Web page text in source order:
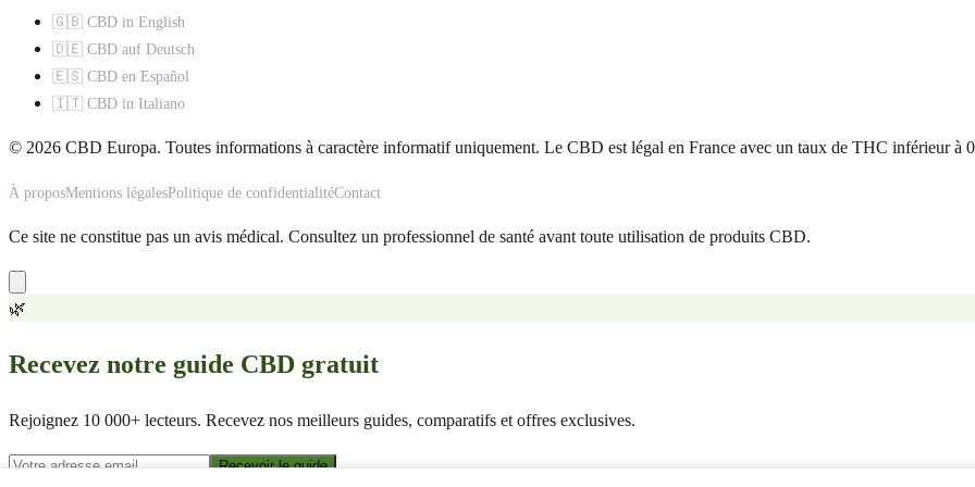
🇬🇧 CBD in English
🇩🇪 CBD auf Deutsch
🇪🇸 CBD en Español
🇮🇹 CBD in Italiano
© 2026 CBD Europa. Toutes informations à caractère informatif uniquement. Le CBD est légal en France avec un taux de THC inférieur à
À proposMentions légalesPolitique de confidentialitéContact
Ce site ne constitue pas un avis médical. Consultez un professionnel de santé avant toute utilisation de produits CBD.
🌿
Recevez notre guide CBD gratuit
Rejoignez 10 000+ lecteurs. Recevez nos meilleurs guides, comparatifs et offres exclusives.
Recevoir le guide